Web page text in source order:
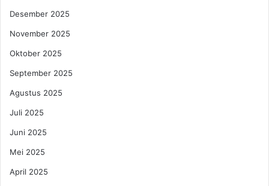
Desember 2025
November 2025
Oktober 2025
September 2025
Agustus 2025
Juli 2025
Juni 2025
Mei 2025
April 2025